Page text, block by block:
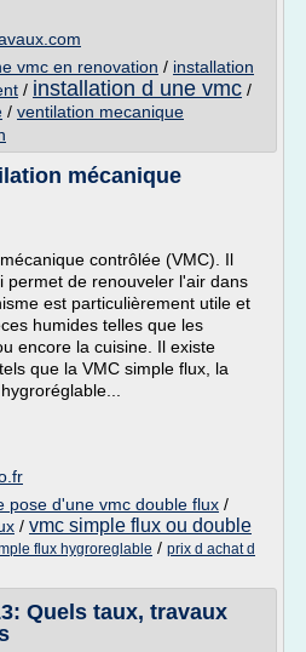
vmc en renovation / installation
/ installation d une vmc /
/ ventilation mecanique
mécanique
contrôlée (VMC). Il
permet de renouveler l'air dans
est particulièrement utile et
humides telles que les
encore la cuisine. Il existe
que la VMC simple flux, la
pose d'une vmc double flux /
/ vmc simple flux ou double
flux hygroreglable / prix d achat d
Quels taux, travaux